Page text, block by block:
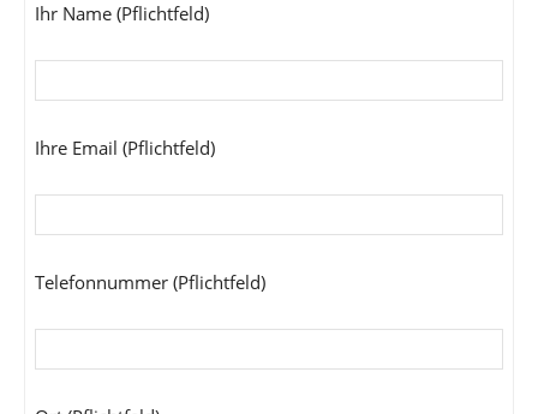
Ihr Name (Pflichtfeld)
Ihre Email (Pflichtfeld)
Telefonnummer (Pflichtfeld)